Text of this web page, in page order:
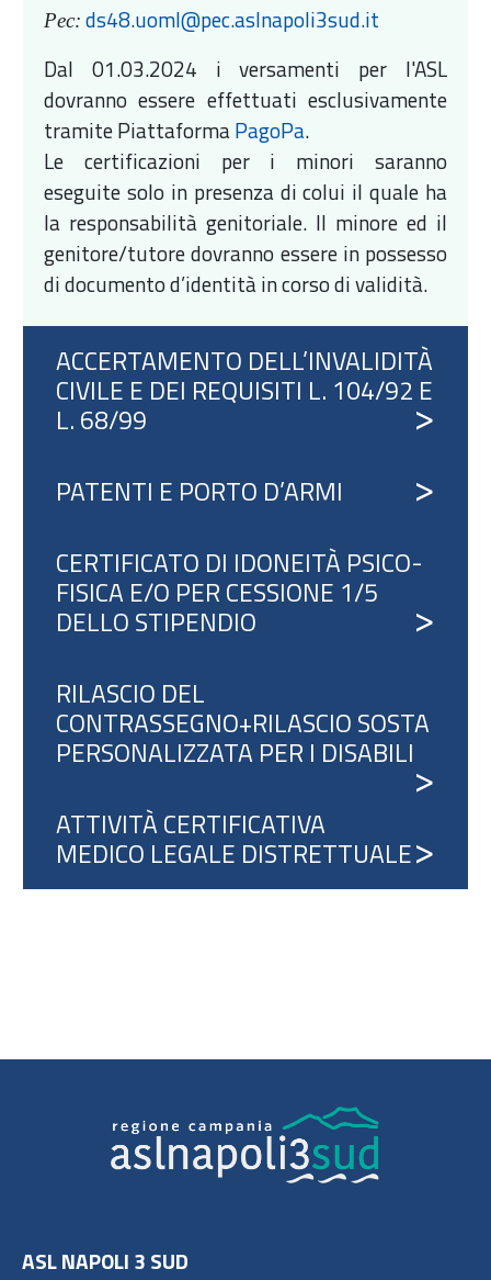
Pec: ds48.uoml@pec.aslnapoli3sud.it
Dal 01.03.2024 i versamenti per l'ASL
dovranno essere effettuati esclusivamente
tramite PiattaformaPagoPa.
Le certificazioni per i minori saranno
eseguite solo in presenza di colui il quale ha
la responsabilità genitoriale. Il minore ed il
genitore/tutore dovranno essere in possesso
di documento d’identità in corso di validità.
ACCERTAMENTO DELL’INVALIDITÀ
CIVILE E DEI REQUISITI L. 104/92 E
L. 68/99
PATENTI E PORTO D’ARMI
CERTIFICATO DI IDONEITÀ PSICO-
FISICA E/O PER CESSIONE 1/5
DELLO STIPENDIO
RILASCIO DEL
CONTRASSEGNO+RILASCIO SOSTA
PERSONALIZZATA PER I DISABILI
ATTIVITÀ CERTIFICATIVA
MEDICO LEGALE DISTRETTUALE
ASL NAPOLI 3 SUD